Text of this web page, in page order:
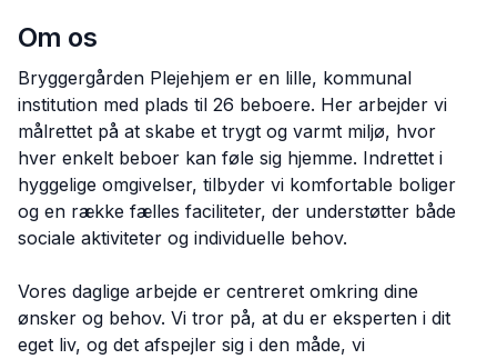
Om os
Bryggergården Plejehjem er en lille, kommunal
institution med plads til 26 beboere. Her arbejder vi
målrettet på at skabe et trygt og varmt miljø, hvor
hver enkelt beboer kan føle sig hjemme. Indrettet i
hyggelige omgivelser, tilbyder vi komfortable boliger
og en række fælles faciliteter, der understøtter både
sociale aktiviteter og individuelle behov.
Vores daglige arbejde er centreret omkring dine
ønsker og behov. Vi tror på, at du er eksperten i dit
eget liv, og det afspejler sig i den måde, vi